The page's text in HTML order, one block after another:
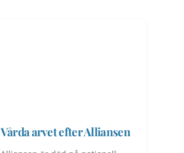
Vårda arvet efter Alliansen